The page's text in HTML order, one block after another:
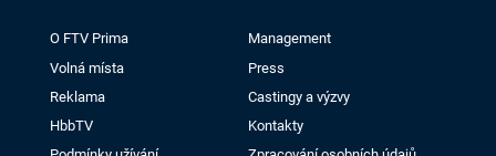
O FTV Prima
Management
Volná místa
Press
Reklama
Castingy a výzvy
HbbTV
Kontakty